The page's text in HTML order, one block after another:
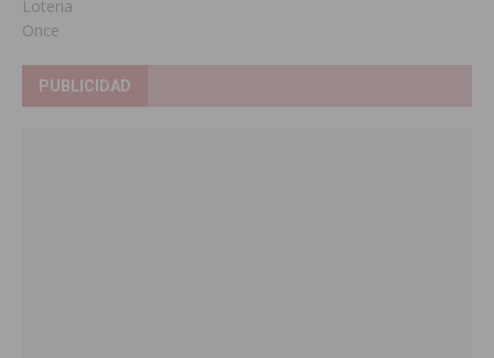
Loteria
Once
PUBLICIDAD